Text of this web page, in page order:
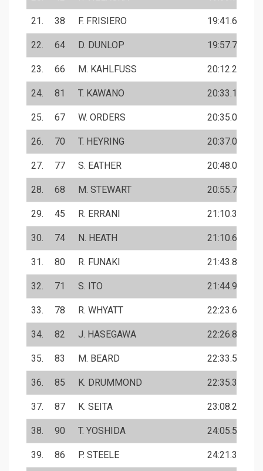
21. 38 F. FRISIERO 19:41.6
22. 64 D. DUNLOP 19:57.7
23. 66 M. KAHLFUSS 20:12.2
24. 81 T. KAWANO 20:33.1
25. 67 W. ORDERS 20:35.0
26. 70 T. HEYRING 20:37.0
27. 77 S. EATHER 20:48.0
28. 68 M. STEWART 20:55.7
29. 45 R. ERRANI 21:10.3
30. 74 N. HEATH 21:10.6
31. 80 R. FUNAKI 21:43.8
32. 71 S. ITO 21:44.9
33. 78 R. WHYATT 22:23.6
34. 82 J. HASEGAWA 22:26.8
35. 83 M. BEARD 22:33.5
36. 85 K. DRUMMOND 22:35.3
37. 87 K. SEITA 23:08.2
38. 90 T. YOSHIDA 24:05.5
39. 86 P. STEELE 24:21.3